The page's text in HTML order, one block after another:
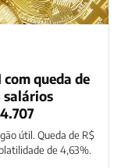
com queda de
salários
útil. Queda de R$
de 4,63%.